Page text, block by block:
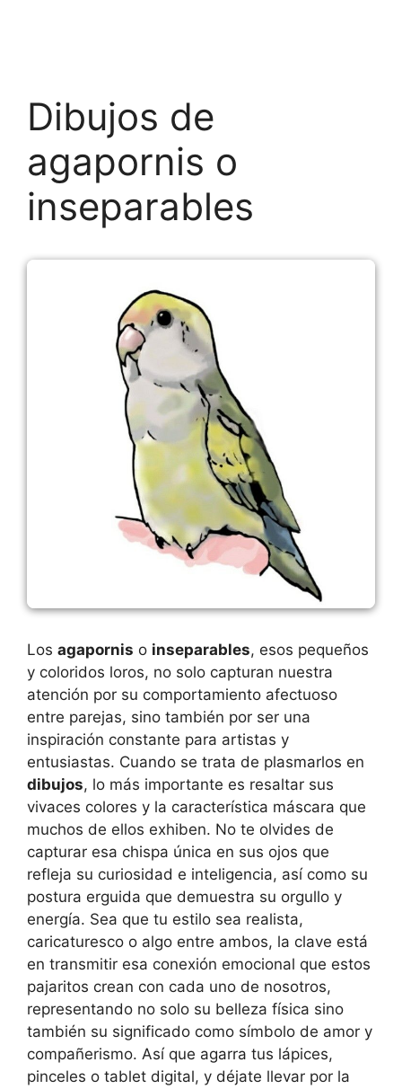
Dibujos de
agapornis o
inseparables
Los agapornis o inseparables, esos pequeños
y coloridos loros, no solo capturan nuestra
atención por su comportamiento afectuoso
entre parejas, sino también por ser una
inspiración constante para artistas y
entusiastas. Cuando se trata de plasmarlos en
dibujos, lo más importante es resaltar sus
vivaces colores y la característica máscara que
muchos de ellos exhiben. No te olvides de
capturar esa chispa única en sus ojos que
refleja su curiosidad e inteligencia, así como su
postura erguida que demuestra su orgullo y
energía. Sea que tu estilo sea realista,
caricaturesco o algo entre ambos, la clave está
en transmitir esa conexión emocional que estos
pajaritos crean con cada uno de nosotros,
representando no solo su belleza física sino
también su significado como símbolo de amor y
compañerismo. Así que agarra tus lápices,
pinceles o tablet digital, y déjate llevar por la